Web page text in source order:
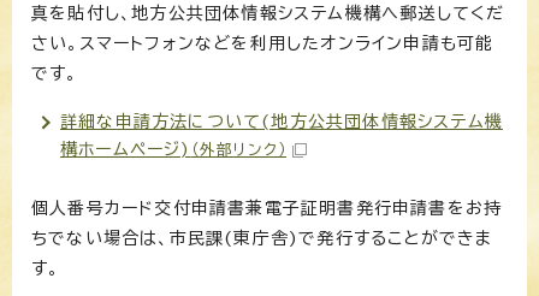
真を貼付し、地方公共団体情報システム機構へ郵送してくだ
さい。スマートフォンなどを利用したオンライン申請も可能
です。
詳細な申請方法について(地方公共団体情報システム機
構ホームページ) （外部リンク）
個人番号カード交付申請書兼電子証明書発行申請書をお持
ちでない場合は、市民課(東庁舎)で発行することができま
す。